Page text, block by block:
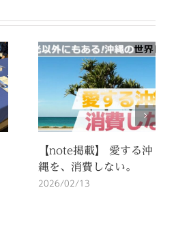
【note掲載】 愛する沖
縄を、消費しない。
2026/02/13